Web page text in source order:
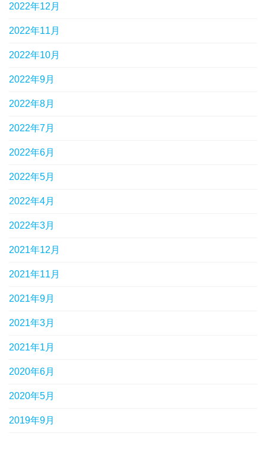
2022年12月
2022年11月
2022年10月
2022年9月
2022年8月
2022年7月
2022年6月
2022年5月
2022年4月
2022年3月
2021年12月
2021年11月
2021年9月
2021年3月
2021年1月
2020年6月
2020年5月
2019年9月